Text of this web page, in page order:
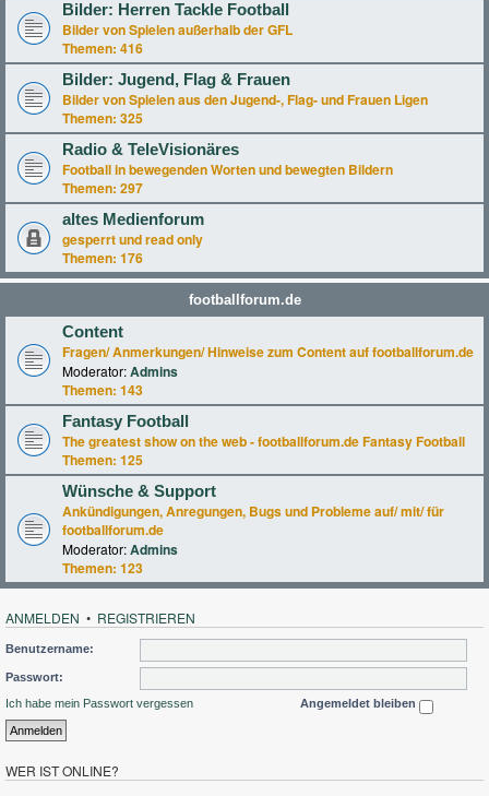
Bilder: Herren Tackle Football
Bilder von Spielen außerhalb der GFL
Themen: 416
Bilder: Jugend, Flag & Frauen
Bilder von Spielen aus den Jugend-, Flag- und Frauen Ligen
Themen: 325
Radio & TeleVisionäres
Football in bewegenden Worten und bewegten Bildern
Themen: 297
altes Medienforum
gesperrt und read only
Themen: 176
footballforum.de
Content
Fragen/ Anmerkungen/ Hinweise zum Content auf footballforum.de
Moderator:Admins
Themen: 143
Fantasy Football
The greatest show on the web - footballforum.de Fantasy Football
Themen: 125
Wünsche & Support
Ankündigungen, Anregungen, Bugs und Probleme auf/ mit/ für
footballforum.de
Moderator:Admins
Themen: 123
ANMELDEN • REGISTRIEREN
Benutzername:
Passwort:
Ich habe mein Passwort vergessen
Angemeldet bleiben
WER IST ONLINE?